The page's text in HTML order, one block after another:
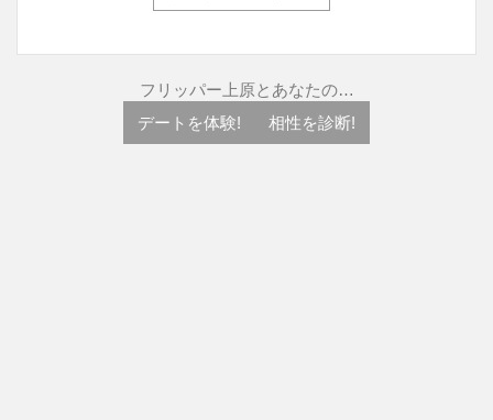
フリッパー上原とあなたの…
デートを体験!
相性を診断!